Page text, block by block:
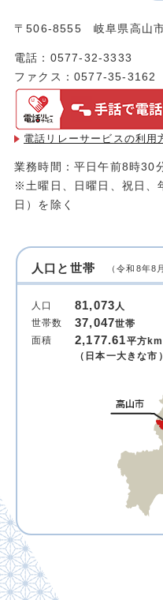
〒506-8555 岐阜県高山
電話：0577-32-3333
ファクス：0577-35-3162
電話リレーサービスの利用
業務時間：平日午前8時30
※土曜日、日曜日、祝日、
日）を除く
人口と世帯 （令和8年8
人口 81,073人
世帯数
37,047世帯
面積
2,177.61平方km
（日本一大きな市）